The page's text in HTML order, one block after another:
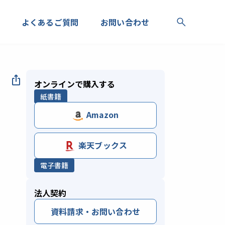
よくあるご質問 お問い合わせ
オンラインで購入する
紙書籍
Amazon
楽天ブックス
電子書籍
法人契約
資料請求・お問い合わせ